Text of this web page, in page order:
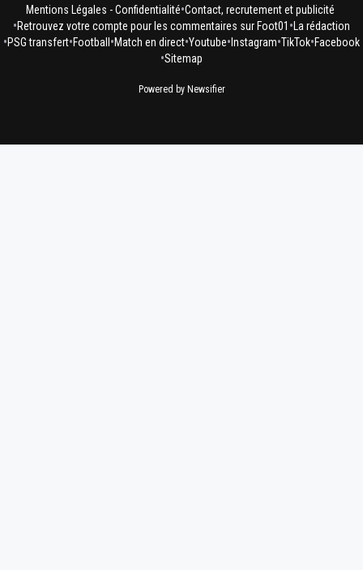
Mentions Légales - Confidentialité•Contact, recrutement et publicité
•Retrouvez votre compte pour les commentaires sur Foot01 • La rédaction
•PSG transfert•Football •Match en direct•Youtube• Instagram•TikTok•Facebook
•Sitemap
Powered by Newsifier